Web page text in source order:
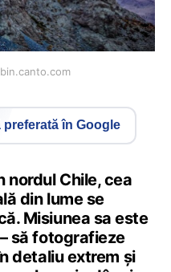
în Google
nordul Chile, cea
din lume se
Misiunea sa este
să fotografieze
detaliu extrem și